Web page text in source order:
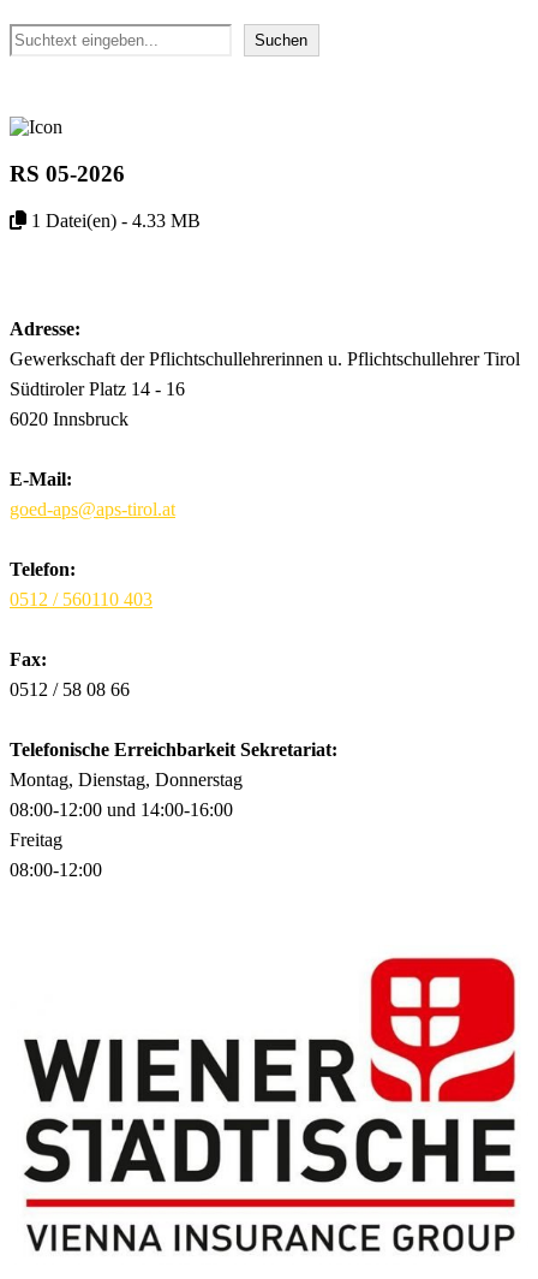
Suchen Suchen
RS 05-2026
1 Datei(en) - 4.33 MB
Adresse:
Gewerkschaft der Pflichtschullehrerinnen u. Pflichtschullehrer Tirol
Südtiroler Platz 14 - 16
6020 Innsbruck
E-Mail:
goed-aps@aps-tirol.at
Telefon:
0512 / 560110 403
Fax:
0512 / 58 08 66
Telefonische Erreichbarkeit Sekretariat:
Montag, Dienstag, Donnerstag
08:00-12:00 und 14:00-16:00
Freitag
08:00-12:00